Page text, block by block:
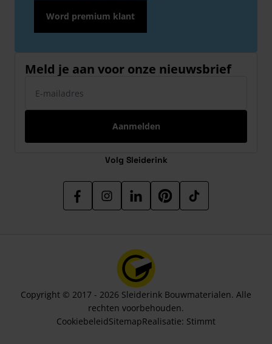
Word premium klant
Meld je aan voor onze nieuwsbrief
Aanmelden
Volg Sleiderink
Copyright © 2017 - 2026 Sleiderink Bouwmaterialen. Alle
rechten voorbehouden.
CookiebeleidSitemapRealisatie: Stimmt